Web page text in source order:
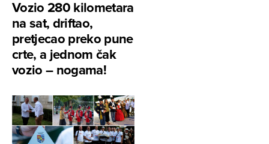
Vozio 280 kilometara
na sat, driftao,
pretjecao preko pune
crte, a jednom čak
vozio – nogama!